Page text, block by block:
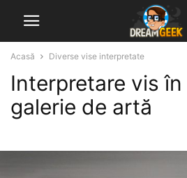
Acasă Diverse vise interpretate
Interpretare vis
galerie de artă